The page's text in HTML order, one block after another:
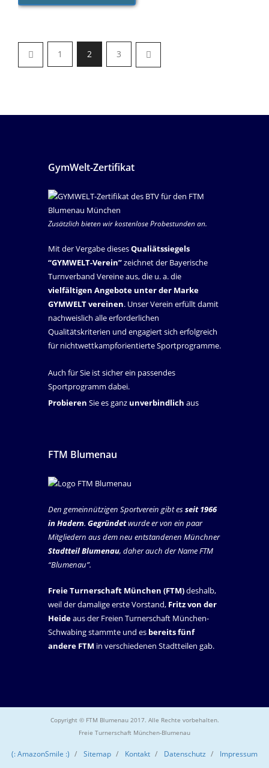
1 2 3
GymWelt-Zertifikat
Zusätzlich bieten wir kostenlose Probestunden an.
Mit der Vergabe diesesQualiätssiegels
“GYMWELT-Verein”zeichnet der Bayerische
Turnverband Vereine aus, die u. a. die
vielfältigen Angebote unter der Marke
GYMWELT vereinen. Unser Verein erfüllt damit
nachweislich alle erforderlichen
Qualitätskriterien und engagiert sich erfolgreich
für nichtwettkampforientierte Sportprogramme.
Auch für Sie ist sicher ein passendes
Sportprogramm dabei.
Probieren Sie es ganz unverbindlich aus
FTM Blumenau
Den gemeinnützigen Sportverein gibt esseit 1966
in Hadern. Gegründetwurde er von ein paar
Mitgliedern aus dem neu entstandenen Münchner
Stadtteil Blumenau, daher auch der Name FTM
“Blumenau”.
Freie Turnerschaft München (FTM)deshalb,
weil der damalige erste Vorstand, Fritz von der
Heideaus der Freien Turnerschaft München-
Schwabing stammte und es bereits fünf
andere FTM in verschiedenen Stadtteilen gab.
Copyright © FTM Blumenau 2017. Alle Rechte vorbehalten.
Freie Turnerschaft München-Blumenau
(: AmazonSmile :) Sitemap Kontakt Datenschutz Impressum